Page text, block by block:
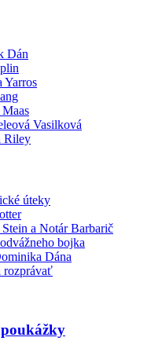
Dán
Yarros
Maas
Vasilková
Riley
úteky
a Notár Barbarič
bojka
Dána
rozprávať